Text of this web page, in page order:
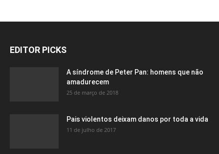
EDITOR PICKS
A síndrome de Peter Pan: homens que não
amadurecem
25 de março de 2018
Pais violentos deixam danos por toda a vida
11 de julho de 2017